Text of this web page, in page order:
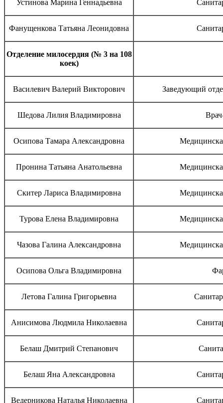
Устинова Марина Геннадьевна
Фанущенкова Татьяна Леонидовна
Отделение милосердия (№ 3 на 108
коек)
Василевич Валерий Викторович Заведующий
Шедова Лилия Владимировна
Осипова Тамара Александровна
Пронина Татьяна Анатольевна
Скитер Лариса Владимировна
Турова Елена Владимировна
Чазова Галина Александровна
Осипова Ольга Владимировна
Летова Галина Григорьевна
Анисимова Людмила Николаевна
Белаш Дмитрий Степанович
Белаш Яна Александровна
Ведерникова Наталья Николаевна